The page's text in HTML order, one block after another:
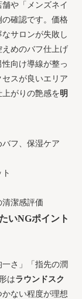
や「メンズネイ
確認です。価格
サロンが失敗し
めのバフ仕上げ
向け導線が整っ
スが良いエリア
がりの艶感を明
フ、保湿ケア
潔感評価
いNGポイント
さ」「指先の潤
はラウンドスク
ない程度が理想